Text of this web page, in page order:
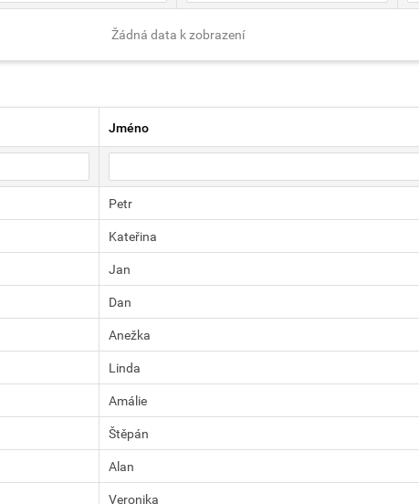
Žádná data k zobrazení
Jméno
Petr
Kateřina
Jan
Dan
Anežka
Linda
Amálie
Štěpán
Alan
Veronika